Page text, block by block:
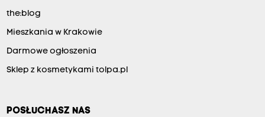
the:blog
Mieszkania w Krakowie
Darmowe ogłoszenia
Sklep z kosmetykami tolpa.pl
POSŁUCHASZ NAS